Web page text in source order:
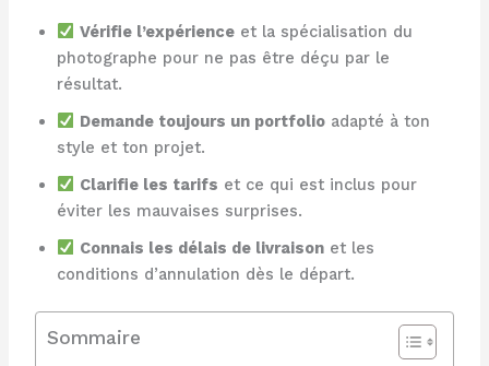
Vérifie l’expérience et la spécialisation du
photographe pour ne pas être déçu par le
résultat.
Demande toujours un portfolio adapté à ton
style et ton projet.
Clarifie les tarifs et ce qui est inclus pour
éviter les mauvaises surprises.
Connais les délais de livraison et les
conditions d’annulation dès le départ.
Sommaire